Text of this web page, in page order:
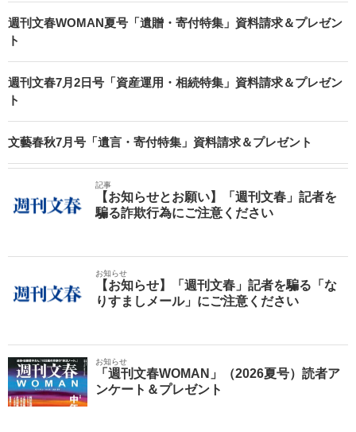
週刊文春WOMAN夏号「遺贈・寄付特集」資料請求＆プレゼン
ト
週刊文春7月2日号「資産運用・相続特集」資料請求＆プレゼン
ト
文藝春秋7月号「遺言・寄付特集」資料請求＆プレゼント
記事
【お知らせとお願い】「週刊文春」記者を
騙る詐欺行為にご注意ください
お知らせ
【お知らせ】「週刊文春」記者を騙る「な
りすましメール」にご注意ください
お知らせ
「週刊文春WOMAN」（2026夏号）読者ア
ンケート＆プレゼント